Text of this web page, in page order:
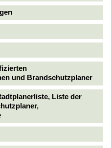
und Brandschutzplaner
Liste der